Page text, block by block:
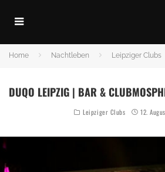
Home Nachtleben Leipziger Clubs
DUQO LEIPZIG | BAR &
Leipziger Clubs 12.